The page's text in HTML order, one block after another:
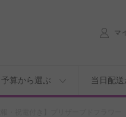
マ
予算から選ぶ 当日配